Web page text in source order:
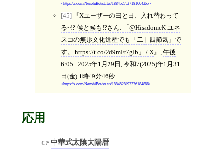
https://x.com/NenohiBot/status/1884527527181664265
[45]
Xユーザーの曰と日、入れ替わって
る~!? 侯と候も!?さん: 「@HisadomeK ユネ
スコの無形文化遺産でも「二十四節気」で
す。 https://t.co/2d9mFt7gIb」 / X
, 午後
6:05 · 2025年1月29日 , 令和7(2025)年1月31
日(金) 1時49分46秒
https://x.com/NenohiBot/status/1884528197276184866
応用
中華式太陰太陽暦